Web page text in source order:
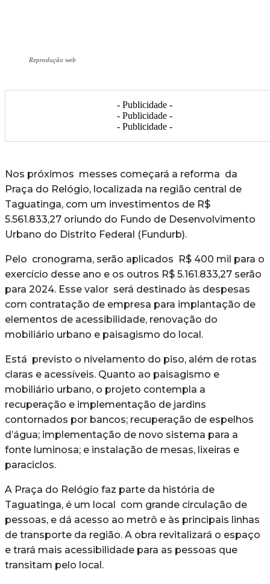
Reprodução web
- Publicidade -
- Publicidade -
- Publicidade -
Nos próximos messes começará a reforma da
Praça do Relógio, localizada na região central de
Taguatinga, com um investimentos de R$
5.561.833,27 oriundo do Fundo de Desenvolvimento
Urbano do Distrito Federal (Fundurb).
Pelo cronograma, serão aplicados R$ 400 mil para o
exercício desse ano e os outros R$ 5.161.833,27 serão
para 2024. Esse valor será destinado às despesas
com contratação de empresa para implantação de
elementos de acessibilidade, renovação do
mobiliário urbano e paisagismo do local.
Está previsto o nivelamento do piso, além de rotas
claras e acessíveis. Quanto ao paisagismo e
mobiliário urbano, o projeto contempla a
recuperação e implementação de jardins
contornados por bancos; recuperação de espelhos
d’água; implementação de novo sistema para a
fonte luminosa; e instalação de mesas, lixeiras e
paraciclos.
A Praça do Relógio faz parte da história de
Taguatinga, é um local com grande circulação de
pessoas, e dá acesso ao metrô e às principais linhas
de transporte da região. A obra revitalizará o espaço
e trará mais acessibilidade para as pessoas que
transitam pelo local.